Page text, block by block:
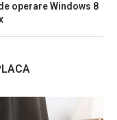
operare Windows 8